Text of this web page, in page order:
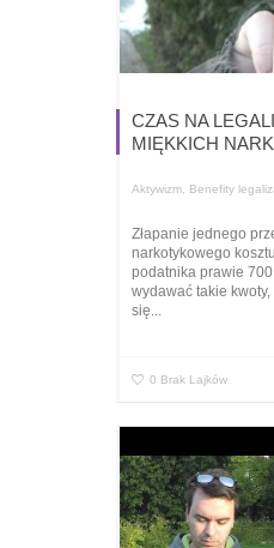
CZAS NA
MIĘKKICH
Aktywizm, Benefity
Złapanie jednego
narkotykowego
podatnika prawie 700
wydawać takie
się...
0 Brak Lajków